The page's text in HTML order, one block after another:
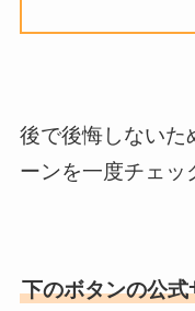
後で後悔しないた
ーンを一度チェッ
下のボタンの公式